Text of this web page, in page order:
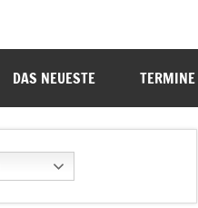
DAS NEUESTE TERMINE